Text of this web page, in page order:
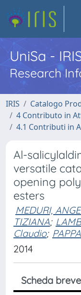
UniSa -
Research
IRIS
Catalogo
4 Contributo in
4.1 Contributi in
Al-
versatile
opening
esters
MEDURI,
TIZIANA;
Claudio;
2014
Scheda breve